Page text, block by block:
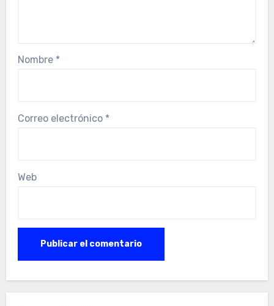
Nombre *
Correo electrónico *
Web